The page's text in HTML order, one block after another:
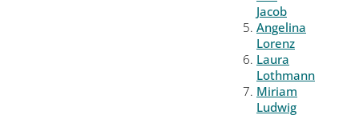
Jacob
Angelina
Lorenz
Laura
Lothmann
Miriam
Ludwig